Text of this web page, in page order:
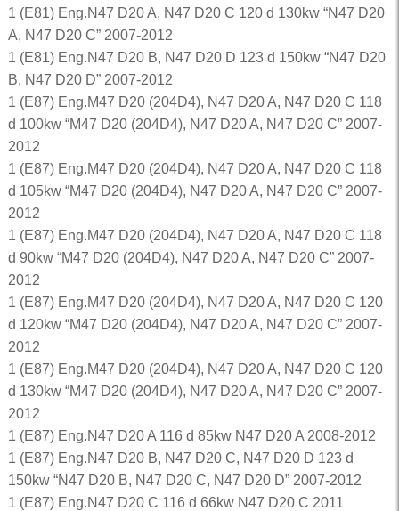
1 (E81) Eng.N47 D20 A, N47 D20 C 120 d 130kw “N47 D20
A, N47 D20 C” 2007-2012
1 (E81) Eng.N47 D20 B, N47 D20 D 123 d 150kw “N47 D20
B, N47 D20 D” 2007-2012
1 (E87) Eng.M47 D20 (204D4), N47 D20 A, N47 D20 C 118
d 100kw “M47 D20 (204D4), N47 D20 A, N47 D20 C” 2007-
2012
1 (E87) Eng.M47 D20 (204D4), N47 D20 A, N47 D20 C 118
d 105kw “M47 D20 (204D4), N47 D20 A, N47 D20 C” 2007-
2012
1 (E87) Eng.M47 D20 (204D4), N47 D20 A, N47 D20 C 118
d 90kw “M47 D20 (204D4), N47 D20 A, N47 D20 C” 2007-
2012
1 (E87) Eng.M47 D20 (204D4), N47 D20 A, N47 D20 C 120
d 120kw “M47 D20 (204D4), N47 D20 A, N47 D20 C” 2007-
2012
1 (E87) Eng.M47 D20 (204D4), N47 D20 A, N47 D20 C 120
d 130kw “M47 D20 (204D4), N47 D20 A, N47 D20 C” 2007-
2012
1 (E87) Eng.N47 D20 A 116 d 85kw N47 D20 A 2008-2012
1 (E87) Eng.N47 D20 B, N47 D20 C, N47 D20 D 123 d
150kw “N47 D20 B, N47 D20 C, N47 D20 D” 2007-2012
1 (E87) Eng.N47 D20 C 116 d 66kw N47 D20 C 2011